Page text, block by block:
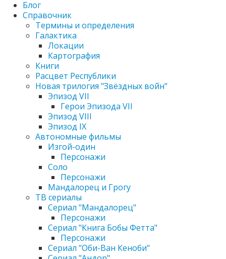
Блог
Справочник
Термины и определения
Галактика
Локации
Картография
Книги
Расцвет Республики
Новая трилогия "Звёздных войн"
Эпизод VII
Герои Эпизода VII
Эпизод VIII
Эпизод IX
Автономные фильмы
Изгой-один
Персонажи
Соло
Персонажи
Мандалорец и Грогу
ТВ сериалы
Сериал "Мандалорец"
Персонажи
Сериал "Книга Бобы Фетта"
Персонажи
Сериал "Оби-Ван Кеноби"